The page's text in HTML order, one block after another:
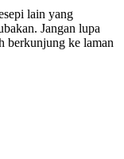
lain yang
Jangan lupa
berkunjung ke laman